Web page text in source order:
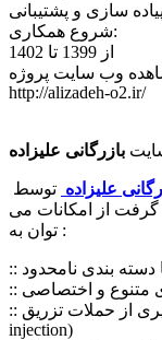
سازی و پشتیبانی
شروع همکاری:
از 1399 تا 1402
http://alizadeh-o2.ir/
بازرگانی علیزاده
علیزاده توسط
از امکانات می
توان به :
بندی نامحدود
:: استفاده ازسیستم اختصاصی جلوگیری از حملات تزریق (sql
injection)